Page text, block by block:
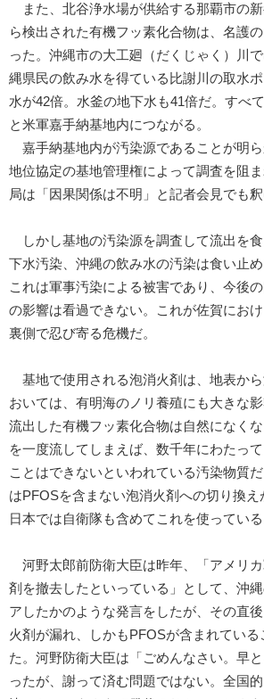
また、北谷浄水場が供給する那覇市の
ら検出された有機フッ素化合物は、名護
った。沖縄市の大工廻（だくじゃく）川
縄県民の飲み水を得ている比謝川の取水
水が42倍。水釜の地下水も41倍だ。すべ
と米軍嘉手納基地内につながる。
嘉手納基地内が汚染源であることが明
地位協定の基地管理権によって調査を阻
局は「因果関係は不明」と記者会見でも釈
しかし基地の汚染源を調査して流出を
下水汚染、沖縄の飲み水の汚染は食い止め
これは軍事汚染による被害であり、今後
の影響は看過できない。これが佐賀にお
裏側で忍び寄る危機だ。
基地で使用される泡消火剤は、地表か
おいては、有明海のノリ養殖にも大きな影
流出した有機フッ素化合物は自然になく
を一度流してしまえば、数千年にわたっ
ことはできないといわれている汚染物質
はPFOSを含まない泡消火剤への切り換え
日本では自衛隊も含めてこれを使っている
河野太郎前防衛大臣は昨年、「アメリ
剤を撤去したといっている」として、沖
アしたかのような発言をしたが、その直
火剤が漏れ、しかもPFOSが含まれている
た。河野防衛大臣は「ごめんなさい。早
ったが、謝って済む問題ではない。全国